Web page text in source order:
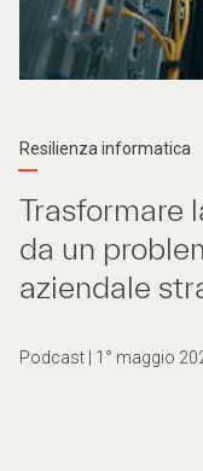
Resilienza informatica
Trasformare
da un
aziendale
Podcast | 1° maggio